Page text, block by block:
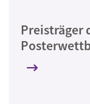
Preisträger